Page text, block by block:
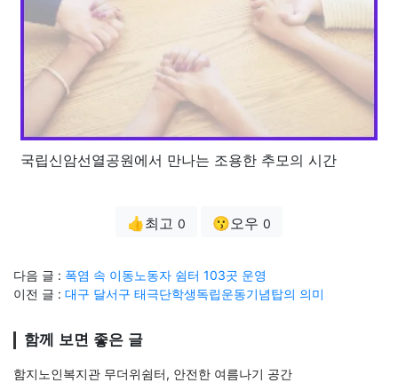
국립신암선열공원에서 만나는 조용한 추모의 시간
👍최고 0 😗오우 0
다음 글 : 폭염 속 이동노동자 쉼터 103곳 운영
이전 글 : 대구 달서구 태극단학생독립운동기념탑의 의미
함께 보면 좋은 글
함지노인복지관 무더위쉼터, 안전한 여름나기 공간